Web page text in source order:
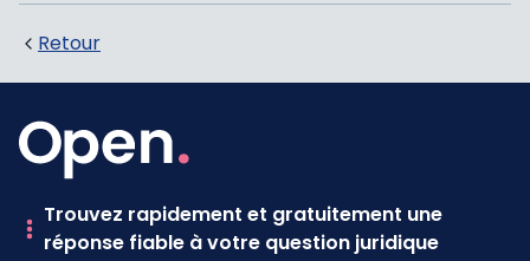
Retour
Trouvez rapidement et gratuitement une
réponse fiable à votre question juridique